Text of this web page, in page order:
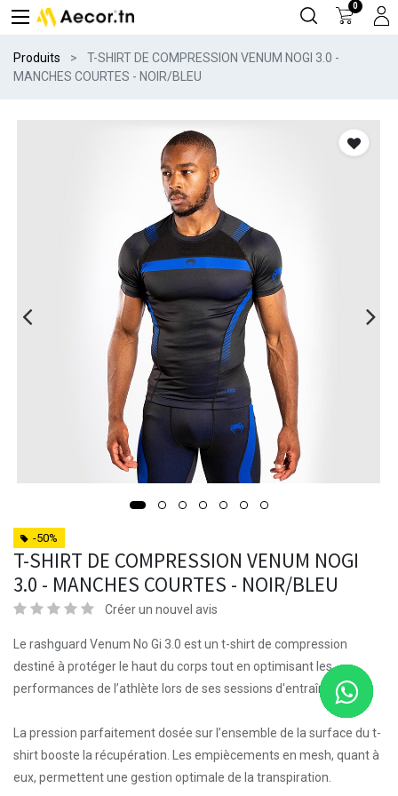
0
Produits
T-SHIRT DE COMPRESSION VENUM NOGI 3.0 -
MANCHES COURTES - NOIR/BLEU
-50%
T-SHIRT DE COMPRESSION VENUM NOGI
3.0 - MANCHES COURTES - NOIR/BLEU
Créer un nouvel avis
Le rashguard Venum No Gi 3.0 est un t-shirt de compression
destiné à protéger le haut du corps tout en optimisant les
performances de l’athlète lors de ses sessions d'entraînement.
La pression parfaitement dosée sur l’ensemble de la surface du t-
shirt booste la récupération. Les empiècements en mesh, quant à
eux, permettent une gestion optimale de la transpiration.